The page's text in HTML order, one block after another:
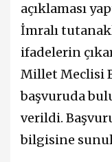
açıklaması
İmralı
ifadelerin
Millet Meclisi
başvuruda
verildi.
bilgisine